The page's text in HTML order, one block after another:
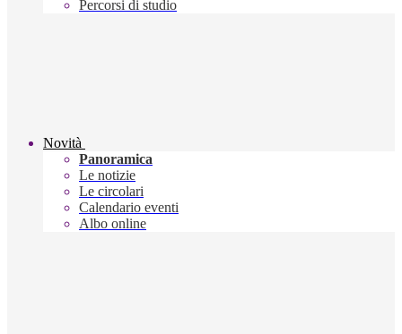
Percorsi di studio
Novità
Panoramica
Le notizie
Le circolari
Calendario eventi
Albo online